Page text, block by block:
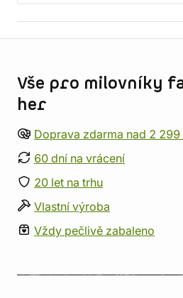
Vše pro milovníky
her
Doprava zdarma nad 2 299
60 dní na vrácení
20 let na trhu
Vlastní výroba
Vždy pečlivě zabaleno